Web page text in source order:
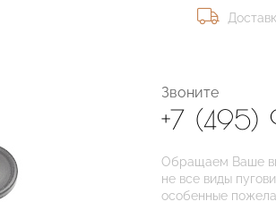
Звоните
+7
Обращаем Ваше
не все виды
особенные